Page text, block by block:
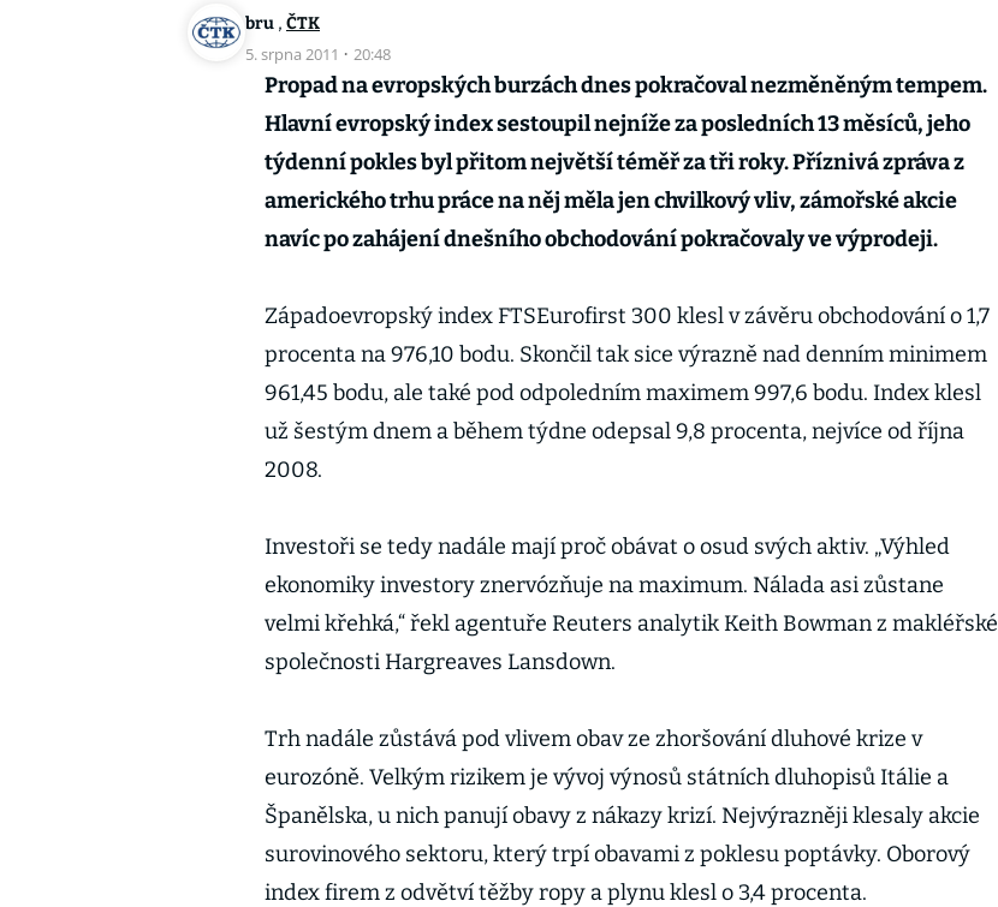
bru , ČTK
5. srpna 2011 · 20:48
Propad na evropských burzách dnes pokračoval nezměněným tempem.
Hlavní evropský index sestoupil nejníže za posledních 13 měsíců, jeho
týdenní pokles byl přitom největší téměř za tři roky. Příznivá zpráva z
amerického trhu práce na něj měla jen chvilkový vliv, zámořské akcie
navíc po zahájení dnešního obchodování pokračovaly ve výprodeji.
Západoevropský index FTSEurofirst 300 klesl v závěru obchodování o 1,7
procenta na 976,10 bodu. Skončil tak sice výrazně nad denním minimem
961,45 bodu, ale také pod odpoledním maximem 997,6 bodu. Index klesl
už šestým dnem a během týdne odepsal 9,8 procenta, nejvíce od října
2008.
Investoři se tedy nadále mají proč obávat o osud svých aktiv. „Výhled
ekonomiky investory znervózňuje na maximum. Nálada asi zůstane
velmi křehká,“ řekl agentuře Reuters analytik Keith Bowman z makléřské
společnosti Hargreaves Lansdown.
Trh nadále zůstává pod vlivem obav ze zhoršování dluhové krize v
eurozóně. Velkým rizikem je vývoj výnosů státních dluhopisů Itálie a
Španělska, u nich panují obavy z nákazy krizí. Nejvýrazněji klesaly akcie
surovinového sektoru, který trpí obavami z poklesu poptávky. Oborový
index firem z odvětví těžby ropy a plynu klesl o 3,4 procenta.